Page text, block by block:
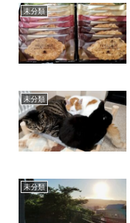
未分類
未分類
未分類